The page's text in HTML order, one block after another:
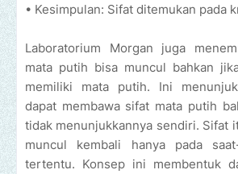
• Kesimpulan: Sifat ditemukan pada
Laboratorium Morgan juga
mata putih bisa muncul bahkan
memiliki mata putih. Ini
dapat membawa sifat mata putih
tidak menunjukkannya sendiri. Sifat
muncul kembali hanya pada
tertentu. Konsep ini membentuk